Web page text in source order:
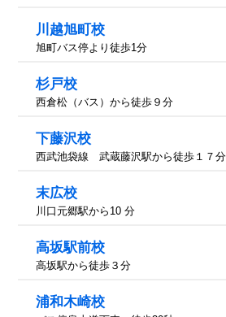
川越旭町校
旭町バス停より徒歩1分
杉戸校
西倉松（バス）から徒歩９分
下藤沢校
西武池袋線 武蔵藤沢駅から徒歩１７分
末広校
川口元郷駅から10 分
高坂駅前校
高坂駅から徒歩３分
浦和木崎校